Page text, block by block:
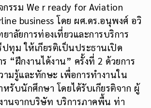
กรรม We r ready for Aviation
business โดย ผศ.ดร.อนุพงศ์ อวิ
าลัยการท่องเที่ยวและการบริการ
ทุม ให้เกียรติเป็นประธานเปิด
ร “ฝึกงานได้งาน” ครั้งที่ 2 ด้วยการ
มรู้และทักษะ เพื่อการทำงานใน
หรับนักศึกษา โดยได้รับเกียรติจาก ผู้
านจากบริษัท บริการภาคพื้น ท่า